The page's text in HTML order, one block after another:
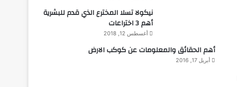
نيكولا تسلا المخترع الذي قدم للبشرية
أهم 3 اختراعات
أغسطس 12, 2018
أهم الحقائق والمعلومات عن كوكب الارض
أبريل 17, 2016